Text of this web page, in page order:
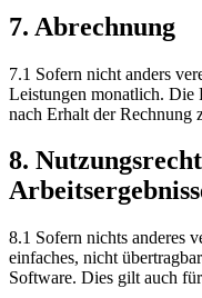
7. Abrechnung
7.1 Sofern nicht anders
Leistungen monatlich. Die
nach Erhalt der Rechnung
8.
8.1 Sofern nichts anderes
einfaches, nicht
Software. Dies gilt auch